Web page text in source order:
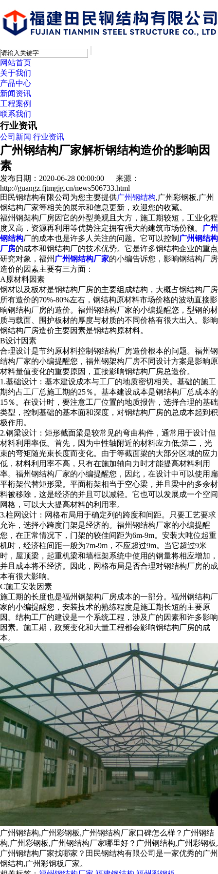
网站首页
关于我们
产品中心
新闻资讯
工程案例
联系我们
行业资讯
公司新闻 行业资讯
广州钢结构厂家解析钢结构造价的影响因
素
发布日期：2020-06-28 00:00:00 来源：
http://guangz.fjtmgjg.cn/news506733.html
田民钢结构有限公司为您主要提供广州钢结构,广州彩钢板,广州
钢结构厂家等相关的展示和信息更新，欢迎您的收藏。
福州钢架构厂房因它的外型美观且大方，施工期较短，工业化程
度又高，资源再利用等优势注定拥有强大的建筑市场份额。
广州
钢结构厂的成本也是许多人关注的问题。它可以控制 广州钢结构
厂房的成本和钢结构厂的技术优势。它是许多钢结构企业的重点
研究对象，福州 广州钢结构厂家的小编告诉您，影晌钢结构厂房
造价的因素主要有三方面：
A原材料因素
钢材以及板材是钢结构厂房的主要组成结构，大概占钢结构厂房
所有造价的70%-80%左右，钢结构原材料市场价格的波动直接影
晌钢结构厂房的造价。 福州钢结构厂家的小编提醒您， 型钢的材
质与载面、围护板材的厚度与材质的不同价格有很大出入。影晌
钢结构厂房造价主要因素是钢结构原材料。
B设计因素
合理设计是节约原材料控制钢结构厂房造价根本的问题。 福州钢
结构厂家的小编提醒您， 福州钢架构厂房不同设计方案是影晌原
材料量值变化的重要原因，直接影晌钢结构厂房总造价。
1.基础设计：基本建设成本与工厂的地质密切相关。基础的施工
期约占工厂总施工期的25％。基本建设成本是钢结构厂总成本的
15％。在设计时，要注意工厂位置的地质报告，选择合理的基础
类型，控制基础的基本面和深度，对钢结构厂房的总成本起到积
极作用。
2.钢梁设计：矩形截面梁是较常见的弯曲构件，通常用于设计但
材料利用率低。首先，因为中性轴附近的材料应力低;第二，光
束的弯矩随光束长度而变化。由于等截面梁的大部分区域的应力
低，材料利用率不高，只有在施加轴向力时才能提高材料利用
率。 福州钢结构厂家的小编提醒您， 因此，在设计中可以使用扁
平桁架代替矩形梁。平面桁架相当于空心梁，并且梁中的多余材
料被移除，这是经济的并且可以减轻。它也可以发展成一个空间
网格，可以大大提高材料的利用率。
3.柱网设计：网格布局用于确定列的跨度和间距。只要工艺要求
允许，选择小跨度门架是经济的。 福州钢结构厂家的小编提醒
您， 在正常情况下，门架的较佳间距为6m-9m。安装大吨位起重
机时，经济柱间距一般为7m-9m，不应超过9m。当它超过9米
时，屋顶梁，起重机梁和墙框架系统中使用的钢量将相应增加，
并且成本将不经济。因此，网格布局是否合理对钢结构厂房的成
本有很大影响。
C施工安装因素
施工期的长度也是福州钢架构厂房成本的一部分。 福州钢结构厂
家的小编提醒您， 安装技术的熟练程度是施工期长短的主要原
因。结构工厂的建设是一个系统工程，涉及广的因素和许多影响
因素。施工期，政策变化和大量工程都会影响钢结构厂房的成
本。
广州钢结构,广州彩钢板,广州钢结构厂家口碑怎么样？广州钢结
构,广州彩钢板,广州钢结构厂家哪里好？广州钢结构,广州彩钢板,
广州钢结构厂家找哪家？田民钢结构有限公司是一家优秀的广州
钢结构,广州彩钢板厂家。